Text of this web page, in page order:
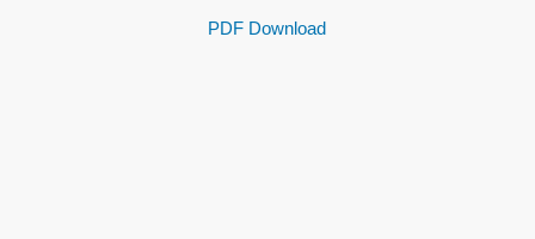
PDF Download